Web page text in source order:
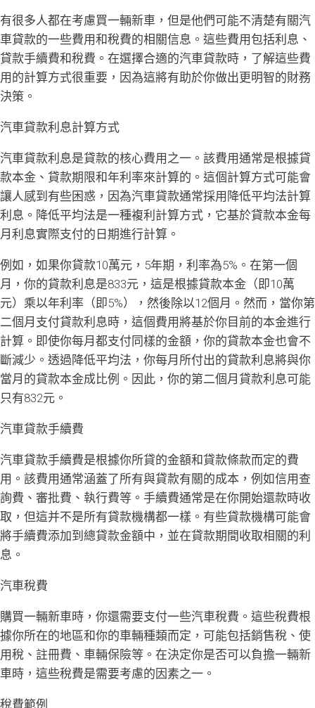
有很多人都在考慮買一輛新車，但是他們可能不清楚有關汽
車貸款的一些費用和稅費的相關信息。這些費用包括利息、
貸款手續費和稅費。在選擇合適的汽車貸款時，了解這些費
用的計算方式很重要，因為這將有助於你做出更明智的財務
決策。
汽車貸款利息計算方式
汽車貸款利息是貸款的核心費用之一。該費用通常是根據貸
款本金、貸款期限和年利率來計算的。這個計算方式可能會
讓人感到有些困惑，因為汽車貸款通常採用降低平均法計算
利息。降低平均法是一種複利計算方式，它基於貸款本金每
月利息實際支付的日期進行計算。
例如，如果你貸款10萬元，5年期，利率為5%。在第一個
月，你的貸款利息是833元，這是根據貸款本金（即10萬
元）乘以年利率（即5%），然後除以12個月。然而，當你第
二個月支付貸款利息時，這個費用將基於你目前的本金進行
計算。即使你每月都支付同樣的金額，你的貸款本金也會不
斷減少。透過降低平均法，你每月所付出的貸款利息將與你
當月的貸款本金成比例。因此，你的第二個月貸款利息可能
只有832元。
汽車貸款手續費
汽車貸款手續費是根據你所貸的金額和貸款條款而定的費
用。該費用通常涵蓋了所有與貸款有關的成本，例如信用查
詢費、審批費、執行費等。手續費通常是在你開始還款時收
取，但這并不是所有貸款機構都一樣。有些貸款機構可能會
將手續費添加到總貸款金額中，並在貸款期間收取相關的利
息。
汽車稅費
購買一輛新車時，你還需要支付一些汽車稅費。這些稅費根
據你所在的地區和你的車輛種類而定，可能包括銷售稅、使
用稅、註冊費、車輛保險等。在決定你是否可以負擔一輛新
車時，這些稅費是需要考慮的因素之一。
稅費範例